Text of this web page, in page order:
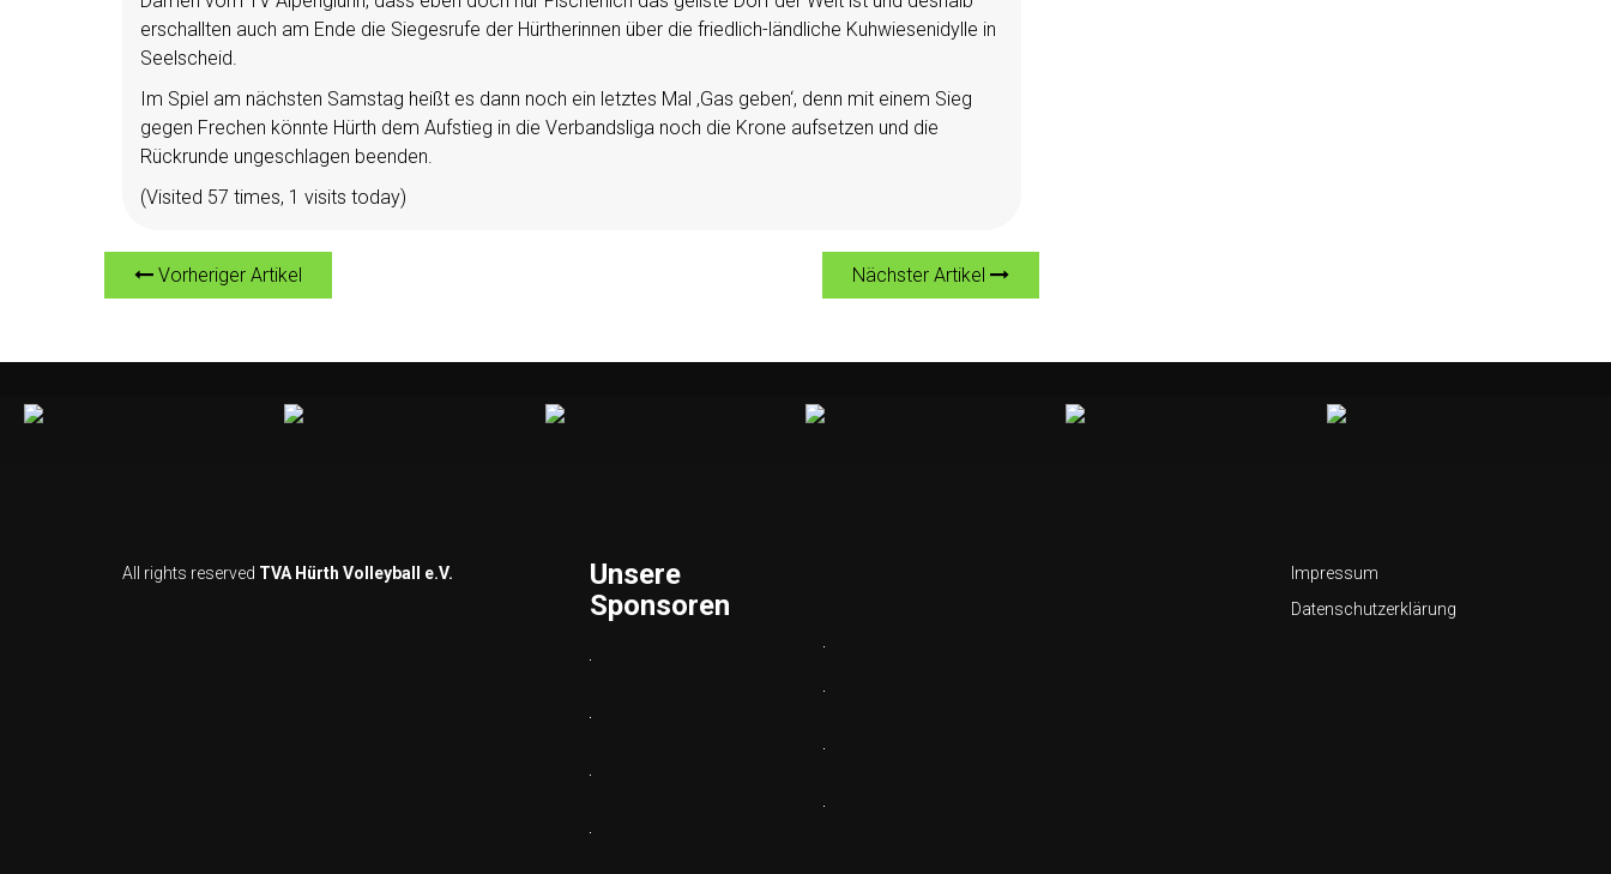
erschallten auch am Ende die Siegesrufe der Hürtherinnen über die friedlich-ländliche Kuhwiesenidylle in
Seelscheid.
Im Spiel am nächsten Samstag heißt es dann noch ein letztes Mal ‚Gas geben‘, denn mit einem Sieg
gegen Frechen könnte Hürth dem Aufstieg in die Verbandsliga noch die Krone aufsetzen und die
Rückrunde ungeschlagen beenden.
(Visited 57 times, 1 visits today)
Vorheriger Artikel Nächster Artikel
All rights reserved TVA Hürth Volleyball e.V.
Unsere
Sponsoren
Impressum
Datenschutzerklärung